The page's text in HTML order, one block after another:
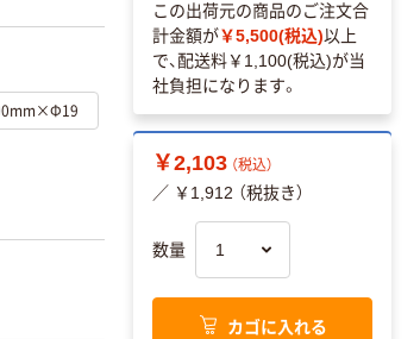
この出荷元の商品のご注文合
計金額が￥5,500(税込)以上
で、配送料￥1,100(税込)が当
社負担になります。
￥2,103 （税込）
／ ￥1,912 （税抜き）
数量
カゴに入れる